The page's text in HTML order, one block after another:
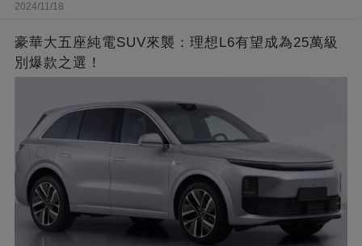
2024/11/18
豪華大五座純電SUV來襲：理想L6有望成為25萬級
別爆款之選！